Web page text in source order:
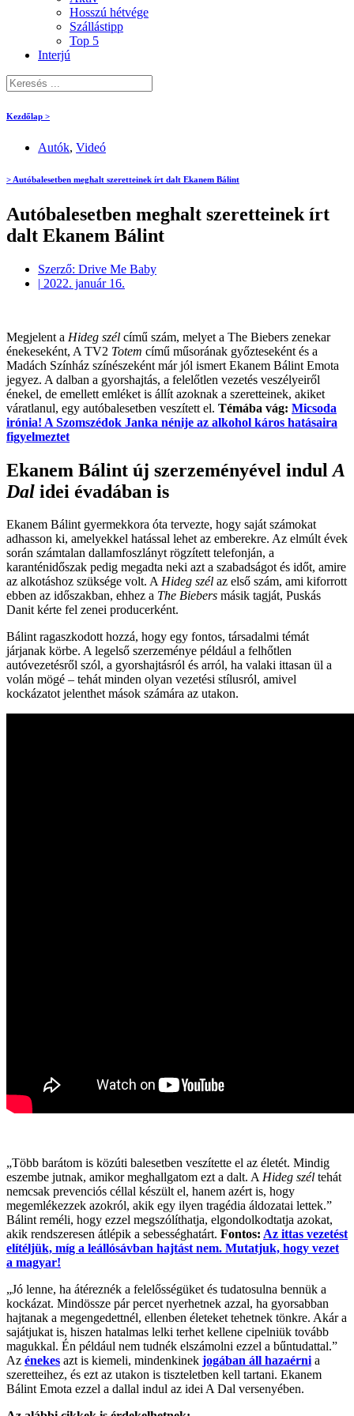
Hosszú hétvége
Szállástipp
Top 5
Interjú
Kezdőlap >
Autók, Videó
> Autóbalesetben meghalt szeretteinek írt dalt Ekanem Bálint
Autóbalesetben meghalt szeretteinek írt
dalt Ekanem Bálint
Szerző: Drive Me Baby
| 2022. január 16.
Megjelent a Hideg szél című szám, melyet a The Biebers zenekar
énekeseként, A TV2 Totem című műsorának győzteseként és a
Madách Színház színészeként már jól ismert Ekanem Bálint Emota
jegyez. A dalban a gyorshajtás, a felelőtlen vezetés veszélyeiről
énekel, de emellett emléket is állít azoknak a szeretteinek, akiket
váratlanul, egy autóbalesetben veszített el. Témába vág: Micsoda
irónia! A Szomszédok Janka nénije az alkohol káros hatásaira
figyelmeztet
Ekanem Bálint új szerzeményével indul A
Dal idei évadában is
Ekanem Bálint gyermekkora óta tervezte, hogy saját számokat
adhasson ki, amelyekkel hatással lehet az emberekre. Az elmúlt évek
során számtalan dallamfoszlányt rögzített telefonján, a
karanténidőszak pedig megadta neki azt a szabadságot és időt, amire
az alkotáshoz szüksége volt. AHideg szél az első szám, ami kiforrott
ebben az időszakban, ehhez a The Biebers másik tagját, Puskás
Danit kérte fel zenei producerként.
Bálint ragaszkodott hozzá, hogy egy fontos, társadalmi témát
járjanak körbe. A legelső szerzeménye például a felhőtlen
autóvezetésről szól, a gyorshajtásról és arról, ha valaki ittasan ül a
volán mögé – tehát minden olyan vezetési stílusról, amivel
kockázatot jelenthet mások számára az utakon.
„Több barátom is közúti balesetben veszítette el az életét. Mindig
eszembe jutnak, amikor meghallgatom ezt a dalt. AHideg szél tehát
nemcsak prevenciós céllal készült el, hanem azért is, hogy
megemlékezzek azokról, akik egy ilyen tragédia áldozatai lettek.”
Bálint reméli, hogy ezzel megszólíthatja, elgondolkodtatja azokat,
akik rendszeresen átlépik a sebességhatárt. Fontos: Az ittas vezetést
elítéljük, míg a leállósávban hajtást nem. Mutatjuk, hogy vezet
a magyar!
„Jó lenne, ha átéreznék a felelősségüket és tudatosulna bennük a
kockázat. Mindössze pár percet nyerhetnek azzal, ha gyorsabban
hajtanak a megengedettnél, ellenben életeket tehetnek tönkre. Akár a
sajátjukat is, hiszen hatalmas lelki terhet kellene cipelniük tovább
magukkal. Én például nem tudnék elszámolni ezzel a bűntudattal.”
Az énekes azt is kiemeli, mindenkinek jogában áll hazaérnia
szeretteihez, és ezt az utakon is tiszteletben kell tartani. Ekanem
Bálint Emota ezzel a dallal indul az idei A Dal versenyében.